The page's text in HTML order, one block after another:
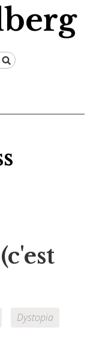
Dystopia